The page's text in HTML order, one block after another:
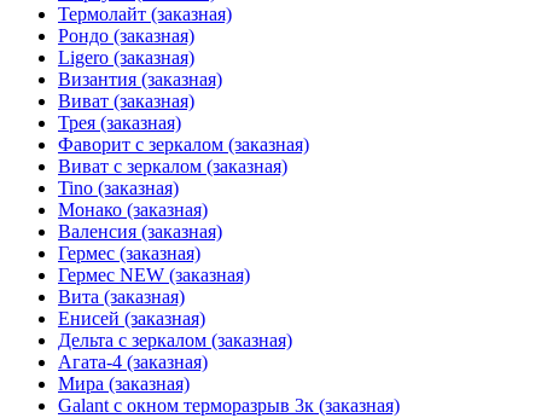
Термолайт (заказная)
Рондо (заказная)
Ligero (заказная)
Византия (заказная)
Виват (заказная)
Трея (заказная)
Фаворит с зеркалом (заказная)
Виват с зеркалом (заказная)
Tino (заказная)
Монако (заказная)
Валенсия (заказная)
Гермес (заказная)
Гермес NEW (заказная)
Вита (заказная)
Енисей (заказная)
Дельта с зеркалом (заказная)
Агата-4 (заказная)
Мира (заказная)
Galant с окном терморазрыв 3к (заказная)